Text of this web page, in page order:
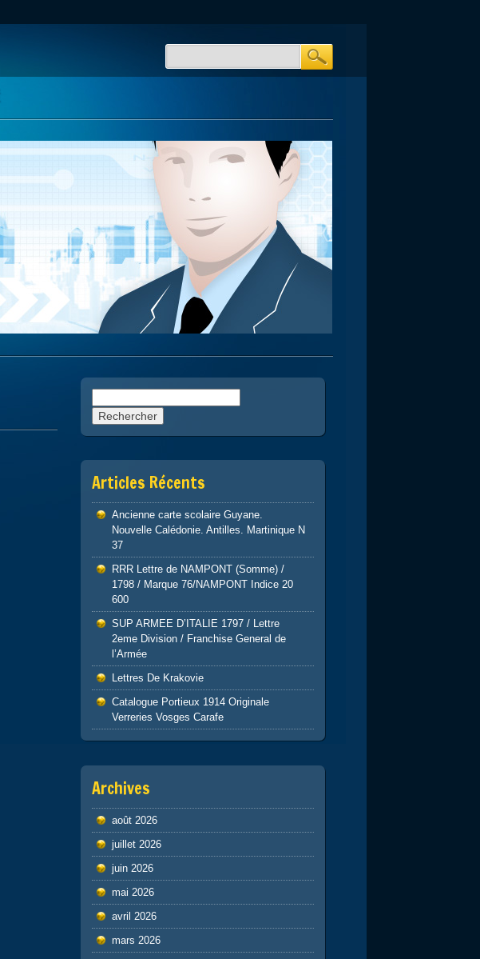
Articles Récents
Ancienne carte scolaire Guyane.
Nouvelle Calédonie. Antilles. Martinique N
37
RRR Lettre de NAMPONT (Somme) /
1798 / Marque 76/NAMPONT Indice 20
600
SUP ARMEE D’ITALIE 1797 / Lettre
2eme Division / Franchise General de
l’Armée
Lettres De Krakovie
Catalogue Portieux 1914 Originale
Verreries Vosges Carafe
Archives
août 2026
juillet 2026
juin 2026
mai 2026
avril 2026
mars 2026